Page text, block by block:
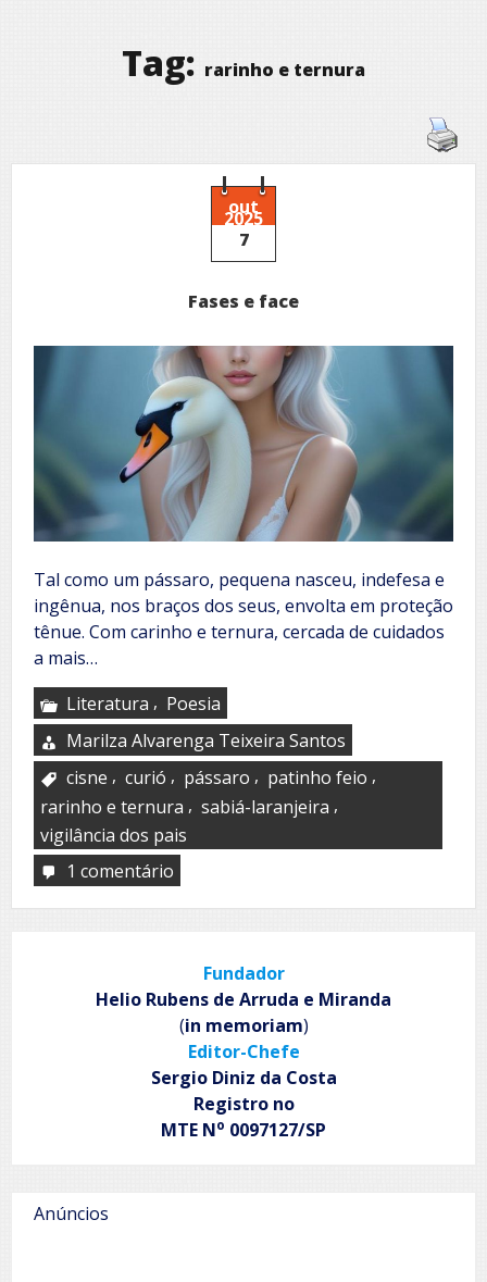
Tag: rarinho e ternura
out
2025
7
Fases e face
Tal como um pássaro, pequena nasceu, indefesa e
ingênua, nos braços dos seus, envolta em proteção
tênue. Com carinho e ternura, cercada de cuidados
a mais…
Literatura , Poesia
Marilza Alvarenga Teixeira Santos
cisne , curió , pássaro , patinho feio ,
rarinho e ternura , sabiá-laranjeira ,
vigilância dos pais
1 comentário
e
Fundador
Helio Rubens de Arruda e Miranda
(in memoriam)
Editor-Chefe
Sergio Diniz da Costa
Registro no
MTE No 0097127/SP
Anúncios